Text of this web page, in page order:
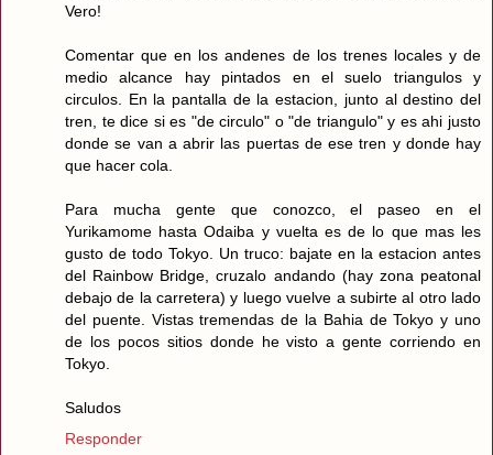
Vero!
Comentar que en los andenes de los trenes locales y de
medio alcance hay pintados en el suelo triangulos y
circulos. En la pantalla de la estacion, junto al destino del
tren, te dice si es "de circulo" o "de triangulo" y es ahi justo
donde se van a abrir las puertas de ese tren y donde hay
que hacer cola.
Para mucha gente que conozco, el paseo en el
Yurikamome hasta Odaiba y vuelta es de lo que mas les
gusto de todo Tokyo. Un truco: bajate en la estacion antes
del Rainbow Bridge, cruzalo andando (hay zona peatonal
debajo de la carretera) y luego vuelve a subirte al otro lado
del puente. Vistas tremendas de la Bahia de Tokyo y uno
de los pocos sitios donde he visto a gente corriendo en
Tokyo.
Saludos
Responder